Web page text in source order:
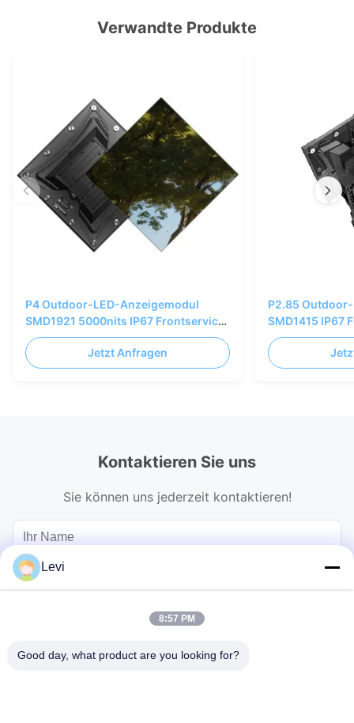
Verwandte Produkte
P4 Outdoor-LED-Anzeigemodul
SMD1921 5000nits IP67 Frontservice
320x320mm
Jetzt Anfragen
P2.85
SMD1415 IP67
mm
Kontaktieren Sie uns
Sie können uns jederzeit kontaktieren!
Levi
8:57 PM
Good day, what product are you looking for?